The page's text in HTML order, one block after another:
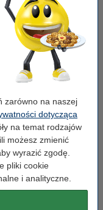
zarówno na naszej
dotycząca
na temat rodzajów
możesz zmienić
wyrazić zgodę.
pliki cookie
i analityczne.
dostępne są do
są rolki z
względu na swoją
gdy
rozważyć inne,
także gotowe
etykiety do
wymagają
nam na trwałym